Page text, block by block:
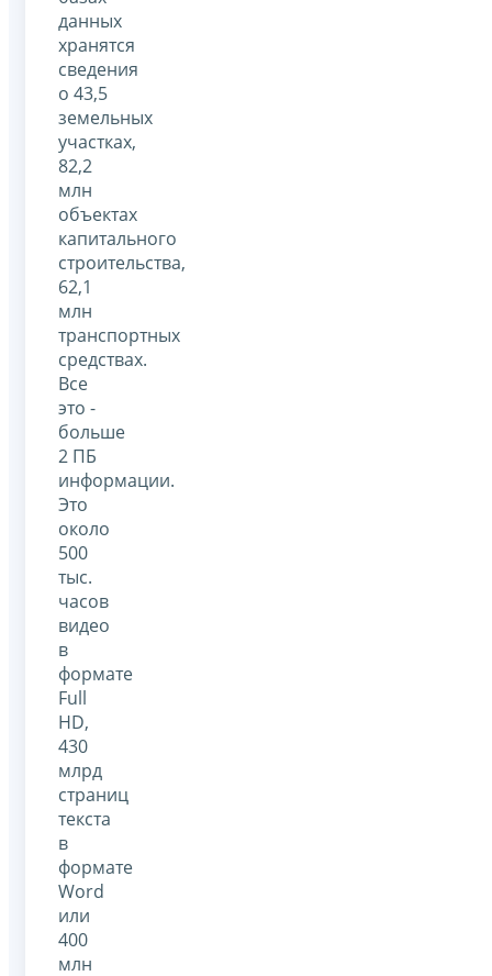
данных
хранятся
сведения
о 43,5
земельных
участках,
82,2
млн
объектах
капитального
строительства,
62,1
млн
транспортных
средствах.
Все
это -
больше
2 ПБ
информации.
Это
около
500
тыс.
часов
видео
в
формате
Full
HD,
430
млрд
страниц
текста
в
формате
Word
или
400
млн